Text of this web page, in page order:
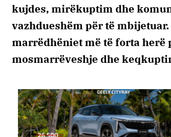
kujdes, mirëkuptim dhe
vazhdueshëm për të mbijetuar.
marrëdhëniet më të forta herë
mosmarrëveshje dhe